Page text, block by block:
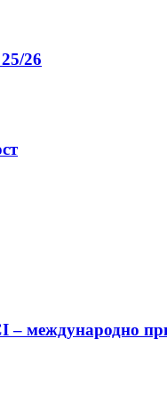
26
международно